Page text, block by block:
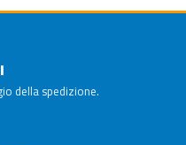
della spedizione.